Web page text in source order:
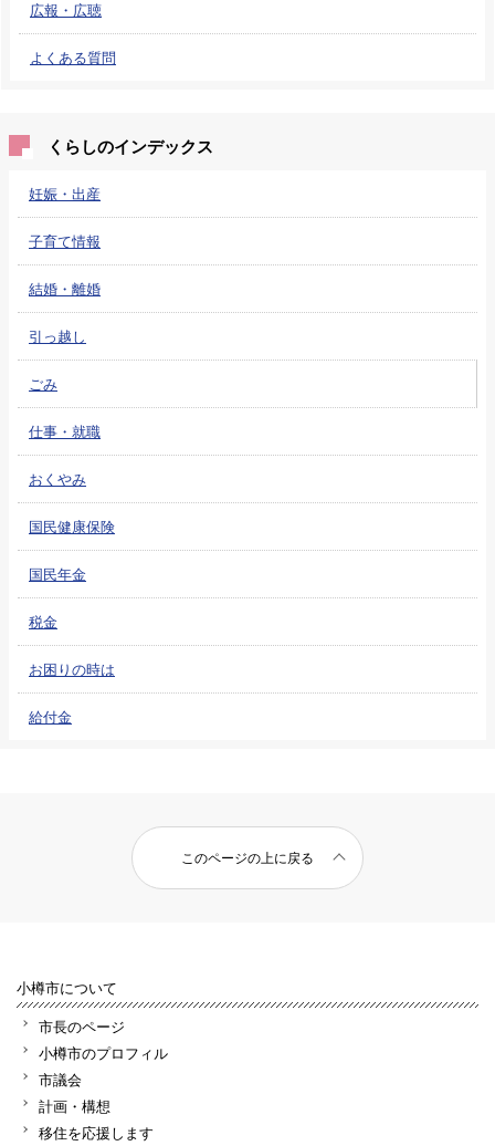
広報・広聴
よくある質問
くらしのインデックス
妊娠・出産
子育て情報
結婚・離婚
引っ越し
ごみ
仕事・就職
おくやみ
国民健康保険
国民年金
税金
お困りの時は
給付金
このページの上に戻る
小樽市について
市長のページ
小樽市のプロフィル
市議会
計画・構想
移住を応援します